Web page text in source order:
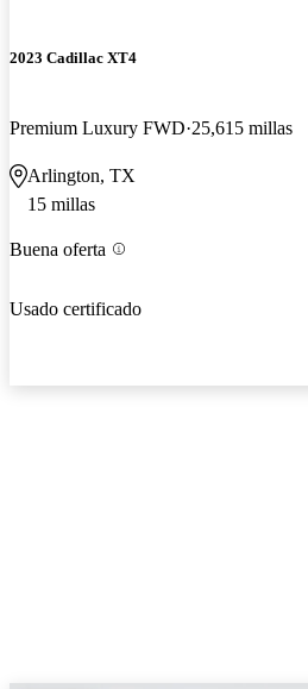
2023 Cadillac XT4
Premium Luxury FWD 25,615 millas
Arlington, TX
15 millas
Buena oferta
Usado certificado